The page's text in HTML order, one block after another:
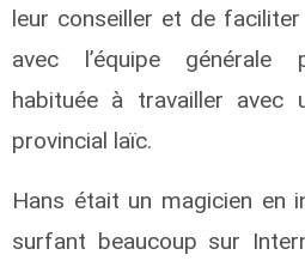
leur conseiller et de
avec l’équipe générale
habituée à travailler avec
provincial laïc.
Hans était un magicien en
surfant beaucoup sur